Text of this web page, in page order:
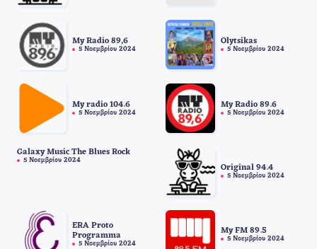
My Radio 89,6
5 Νοεμβρίου 2024
Olytsikas
5 Νοεμβρίου 2024
My radio 104.6
5 Νοεμβρίου 2024
My Radio 89.6
5 Νοεμβρίου 2024
Galaxy Music The Blues Rock
5 Νοεμβρίου 2024
Original 94.4
5 Νοεμβρίου 2024
ERA Proto
Programma
5 Νοεμβρίου 2024
My FM 89.5
5 Νοεμβρίου 2024